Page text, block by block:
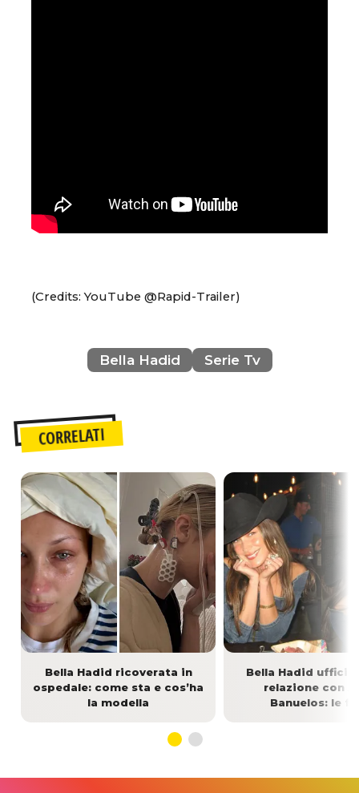
(Credits: YouTube @Rapid-Trailer)
Bella Hadid Serie Tv
CORRELATI
Bella Hadid ricoverata in
ospedale: come sta e cos’ha
la modella
Bella Hadid
relazione con
Banuelos: le